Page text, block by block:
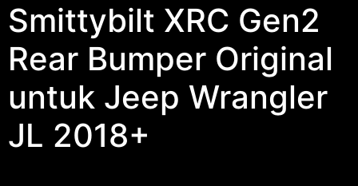
Smittybilt XRC Gen2
Rear Bumper Original
untuk Jeep Wrangler
JL 2018+